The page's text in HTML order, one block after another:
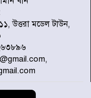
২৪ ঘণ্টায় গ্রেপ্তার
অস্ত্র
বিপদে পড়া কচ্ছপ উদ্ধার
উত্তরা মডেল টাউন,